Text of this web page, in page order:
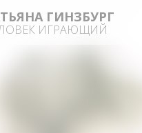
ГИНЗБУРГ
ИГРАЮЩИЙ